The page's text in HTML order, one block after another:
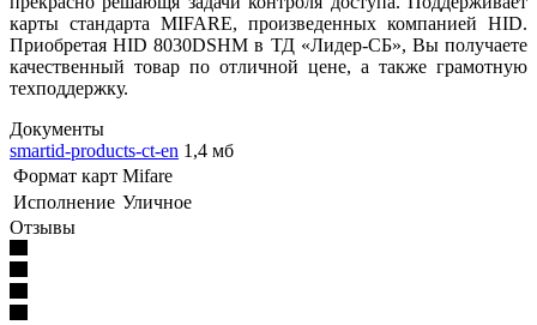
карты стандартa MIFARE, произведенных компанией HID.
Приобретая HID 8030DSHM в ТД «Лидер-СБ», Вы получаете
качественный товар по отличной цене, а также грамотную
техподдержку.
Документы
smartid-products-ct-en 1,4 мб
Формат карт Mifare
Исполнение Уличное
Отзывы